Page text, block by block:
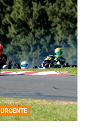
URGENTE